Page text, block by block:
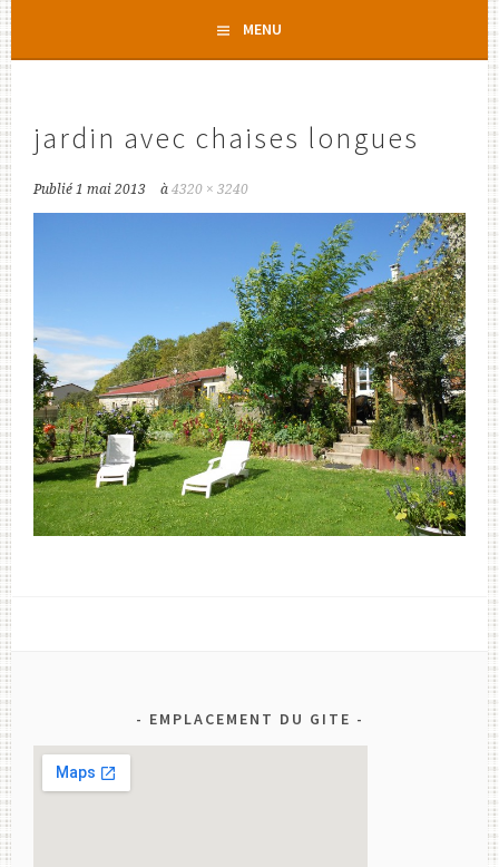
contenu
MENU
jardin avec chaises longues
Publié1 mai 2013 à4320 × 3240
EMPLACEMENT DU GITE